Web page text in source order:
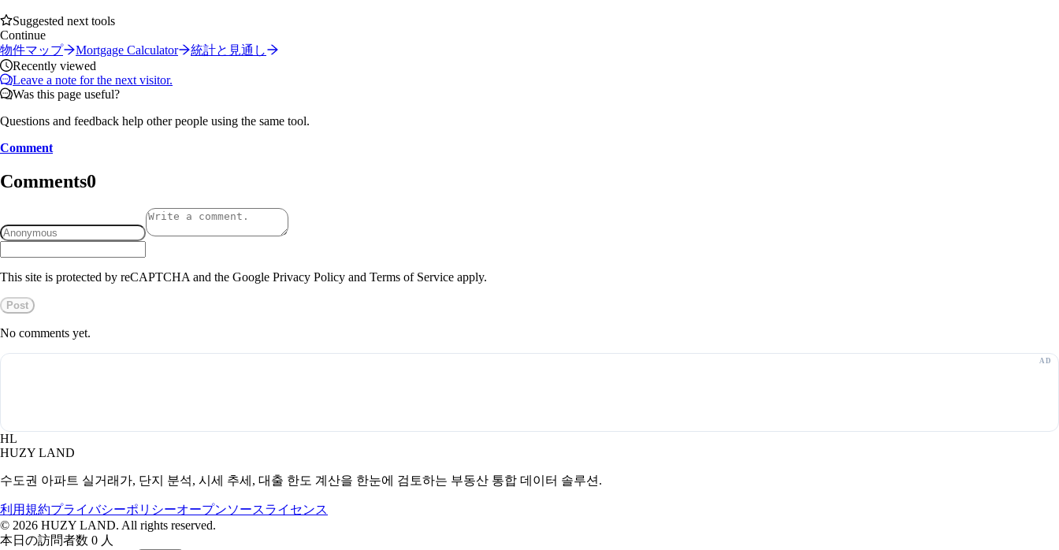
Suggested next tools
Continue
物件マップ
Mortgage Calculator
統計と見通し
Recently viewed
Leave a note for the next visitor.
Was this page useful?
Questions and feedback help other people using the same tool.
Comment
Comments0
This site is protected by reCAPTCHA and the Google Privacy Policy and Terms of Service apply.
Post
No comments yet.
HL
HUZY LAND
수도권 아파트 실거래가, 단지 분석, 시세 추세, 대출 한도 계산을 한눈에 검토하는 부동산 통합 데이터 솔루션.
利用規約プライバシーポリシーオープンソースライセンス
© 2026 HUZY LAND. All rights reserved.
本日の訪問者数 0 人